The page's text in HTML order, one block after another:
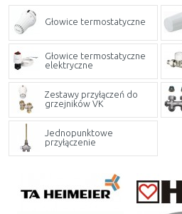
Głowice termostatyczne
Głowice termostatyczne
elektryczne
Zestawy przyłączeń do
grzejników VK
Jednopunktowe
przyłączenie